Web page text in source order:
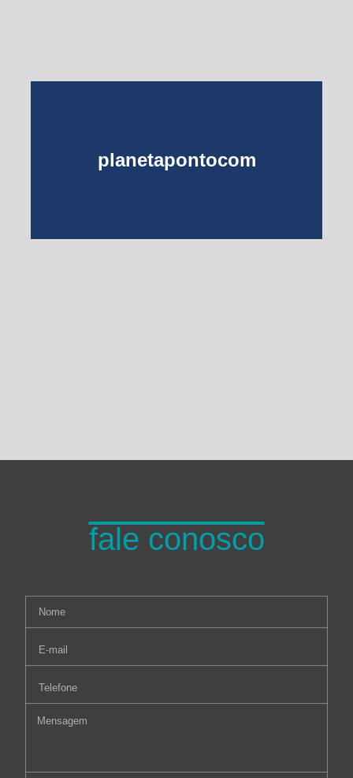
planetapontocom
fale conosco